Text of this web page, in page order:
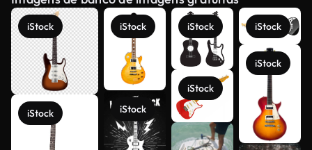
iStock
iStock
iStock
iStock
iStock
iStock
iStock
iStock